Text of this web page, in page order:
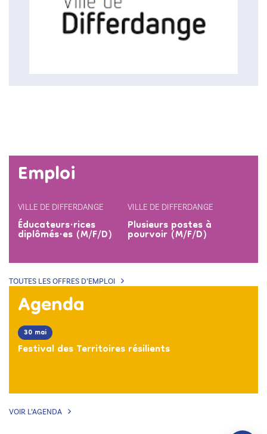
Emploi
VILLE DE DIFFERDANGE
Éducateurs·rices
diplômés·es (M/F/D)
VILLE DE DIFFERDANGE
Plusieurs postes à
pourvoir (M/F/D)
TOUTES LES OFFRES D’EMPLOI
Agenda
30 mai
Festival des Territoires résilients
VOIR L’AGENDA